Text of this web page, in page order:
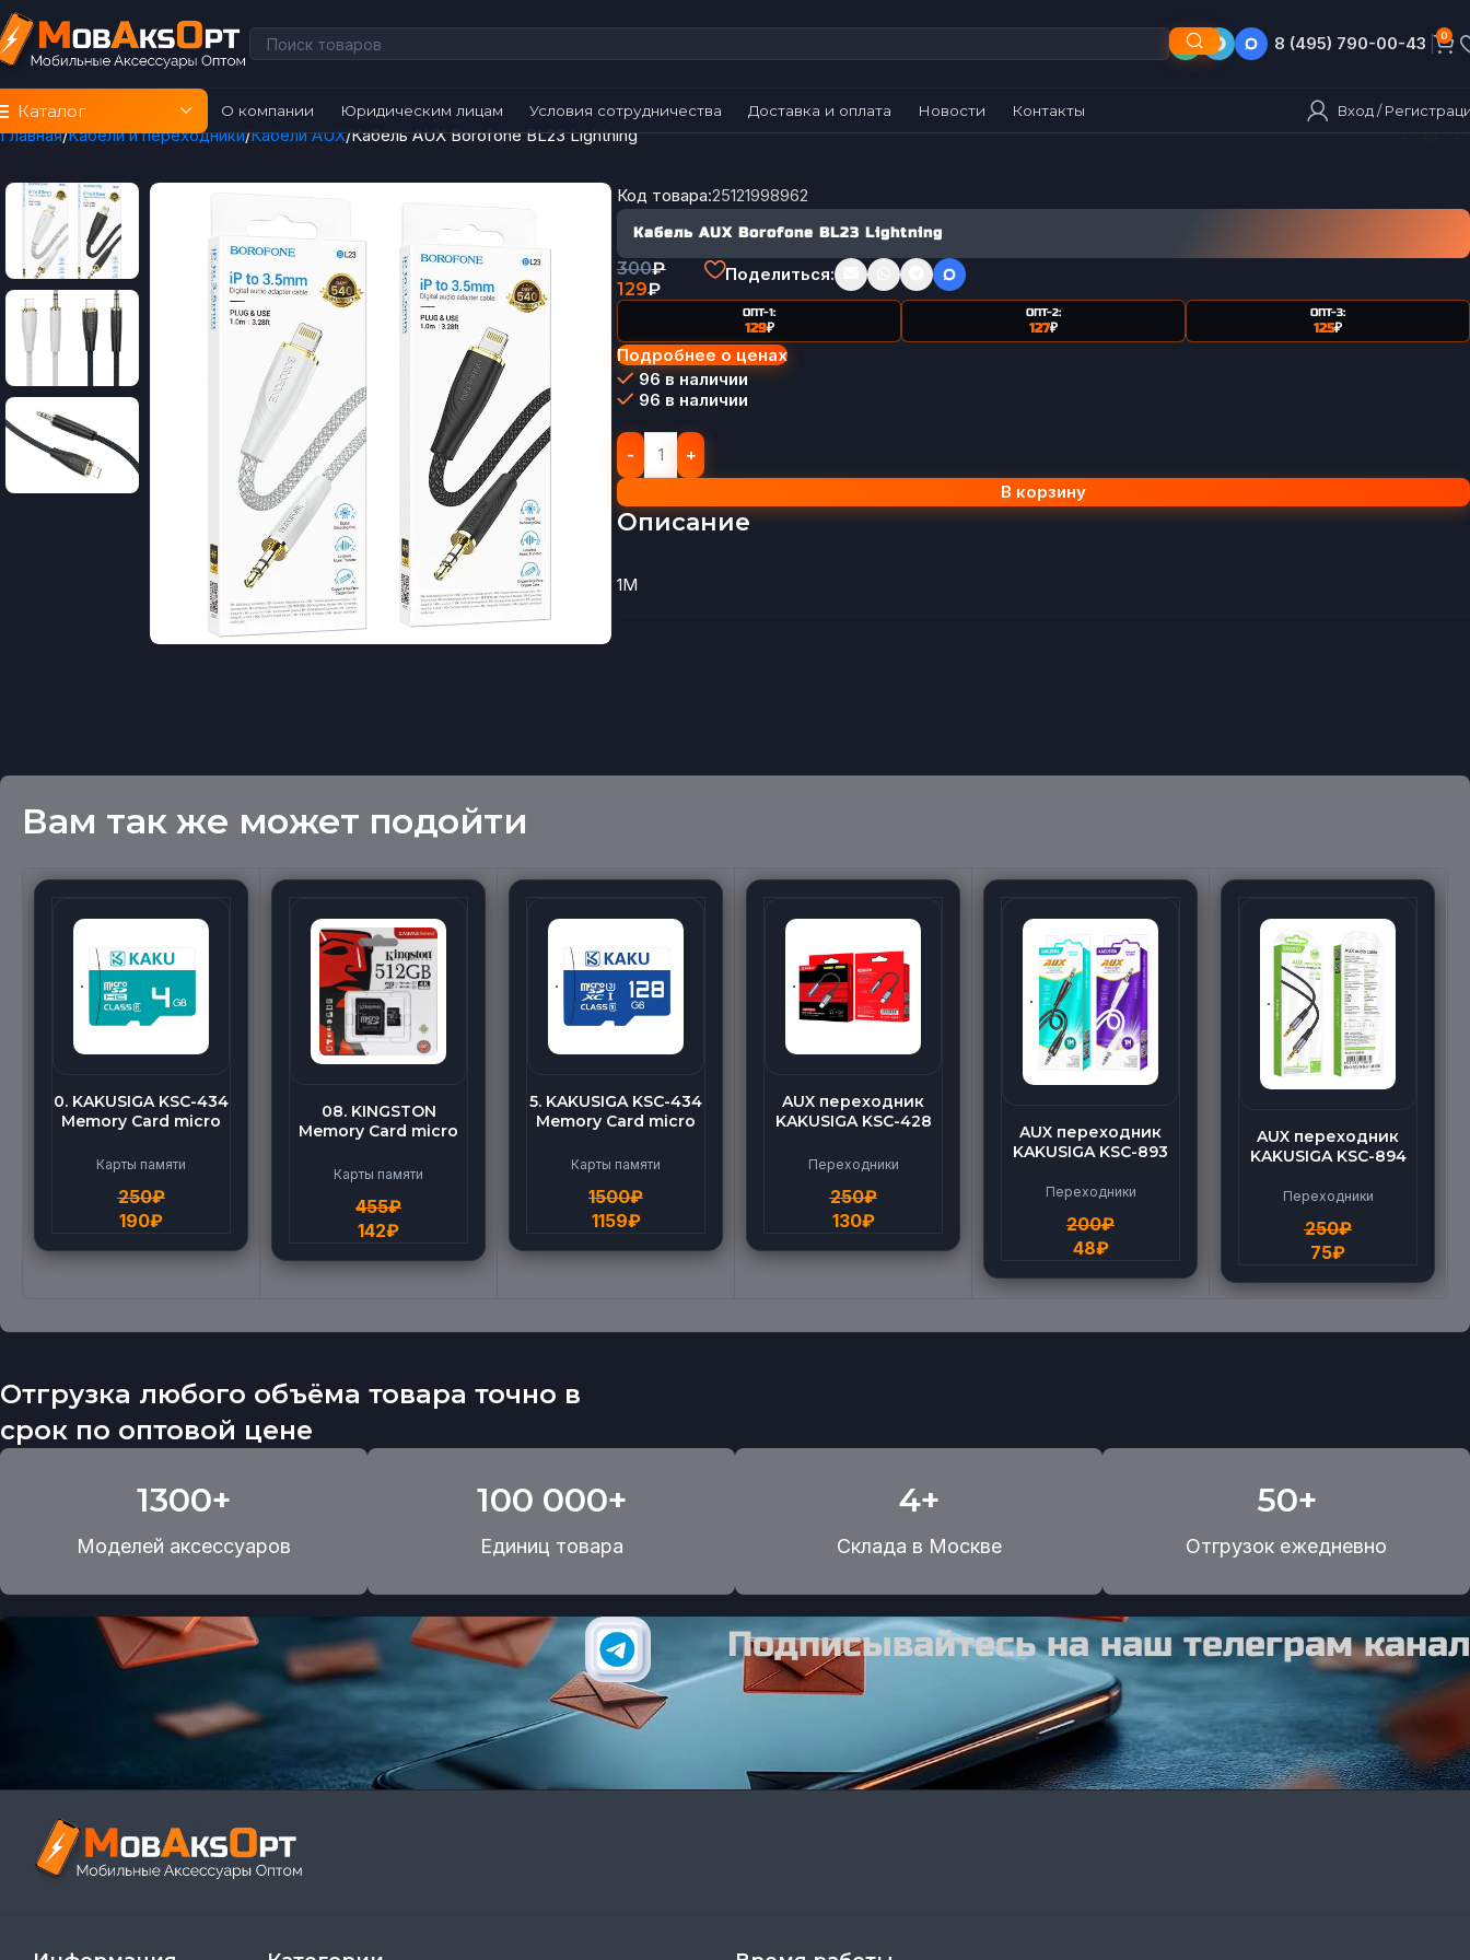
8 (495) 790-00-43 8 (903) 790-00-43 0
Каталог О компании Юридическим лицам Условия сотрудничества Доставка и оплата Новости Контакты Вход /
Главная Кабели и переходники Кабели AUX Кабель AUX Borofone BL23 Lightning
Код товара:25121998962
Кабель AUX Borofone BL23 Lightning
300₽
129₽
Поделиться:
ОПТ-1:
129₽
ОПТ-2:
127₽
ОПТ-3:
125₽
Подробнее о ценах
96 в наличии
96 в наличии
В корзину
Описание
1M
Вам так же может подойти
0. KAKUSIGA KSC-434
Memory Card micro
Speed (4G)
Карты памяти
250₽
190₽
08. KINGSTON
Memory Card micro
Карты памяти
455₽
142₽
5. KAKUSIGA KSC-434
Memory Card micro
Speed (128G)
Карты памяти
1500₽
1159₽
AUX переходник
KAKUSIGA KSC-428
Переходники
250₽
130₽
AUX переходник
KAKUSIGA KSC-893
Переходники
200₽
48₽
AUX переходник
KAKUSIGA KSC-894
Переходники
250₽
75₽
Отгрузка любого объёма товара точно в
срок по оптовой цене
1300+
Моделей аксессуаров
100 000+
Единиц товара
4+
Склада в Москве
50+
Отгрузок ежедневно
Подписывайтесь на наш телеграм канал